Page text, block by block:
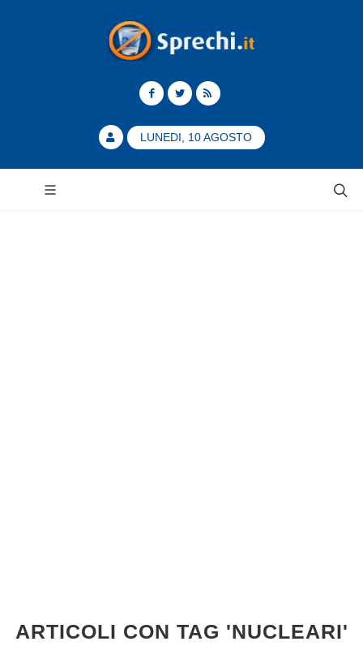
LUNEDI, 10 AGOSTO
ARTICOLI CON TAG 'NUCLEARI'